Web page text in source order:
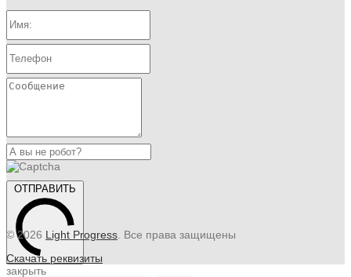
ОТПРАВИТЬ
© 2026 Light Progress . Все права защищены
Скачать реквизиты
закрыть